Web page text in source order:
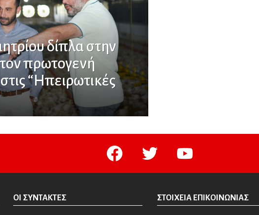
δίπλα στην
πρωτογενή
“Ηπειρωτικές
facebook twitter youtube
ΟΙ ΣΥΝΤΆΚΤΕΣ ΣΤΟΙΧΕΊΑ ΕΠΙΚΟΙΝΩΝΊΑΣ